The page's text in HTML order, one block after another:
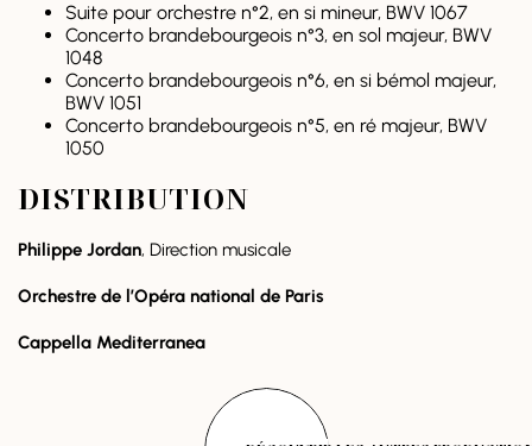
Suite pour orchestre n°2, en si mineur, BWV 1067
Concerto brandebourgeois n°3, en sol majeur, BWV
1048
Concerto brandebourgeois n°6, en si bémol majeur,
BWV 1051
Concerto brandebourgeois n°5, en ré majeur, BWV
1050
DISTRIBUTION
Philippe Jordan, Direction musicale
Orchestre de l’Opéra national de Paris
Cappella Mediterranea